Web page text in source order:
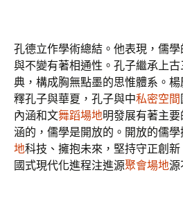
孔德立作學術總結。他表現，儒
與不變有著相通性。孔子繼承上
典，構成胸無點墨的思惟體系。
釋孔子與華夏，孔子與中私密空間
內涵和文舞蹈場地明發展有著主
涵的，儒學是開放的。開放的儒
地科技、擁抱未來，堅持守正創
國式現代化進程注進源聚會場地源